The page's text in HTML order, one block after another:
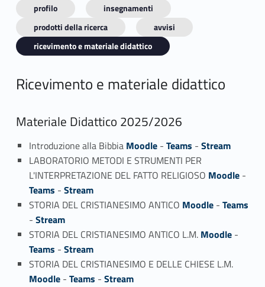
profilo
insegnamenti
prodotti della ricerca
avvisi
ricevimento e materiale didattico
Ricevimento e materiale didattico
Materiale Didattico 2025/2026
Introduzione alla Bibbia Moodle- Teams - Stream
LABORATORIO METODI E STRUMENTI PER
L'INTERPRETAZIONE DEL FATTO RELIGIOSO Moodle-
Teams - Stream
STORIA DEL CRISTIANESIMO ANTICO Moodle- Teams
- Stream
STORIA DEL CRISTIANESIMO ANTICO L.M. Moodle-
Teams - Stream
STORIA DEL CRISTIANESIMO E DELLE CHIESE L.M.
Moodle- Teams - Stream